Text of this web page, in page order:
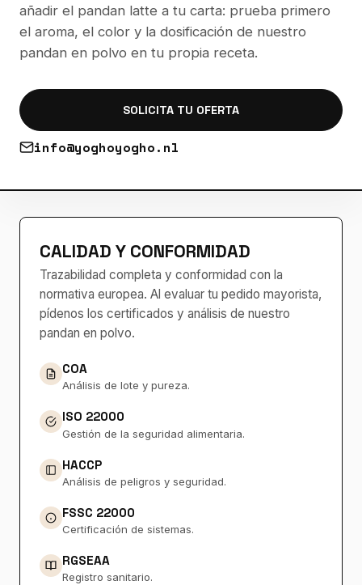
añadir el pandan latte a tu carta: prueba primero
el aroma, el color y la dosificación de nuestro
pandan en polvo en tu propia receta.
SOLICITA TU OFERTA
info@yoghoyogho.nl
CALIDAD Y CONFORMIDAD
Trazabilidad completa y conformidad con la
normativa europea. Al evaluar tu pedido mayorista,
pídenos los certificados y análisis de nuestro
pandan en polvo.
COA
Análisis de lote y pureza.
ISO 22000
Gestión de la seguridad alimentaria.
HACCP
Análisis de peligros y seguridad.
FSSC 22000
Certificación de sistemas.
RGSEAA
Registro sanitario.